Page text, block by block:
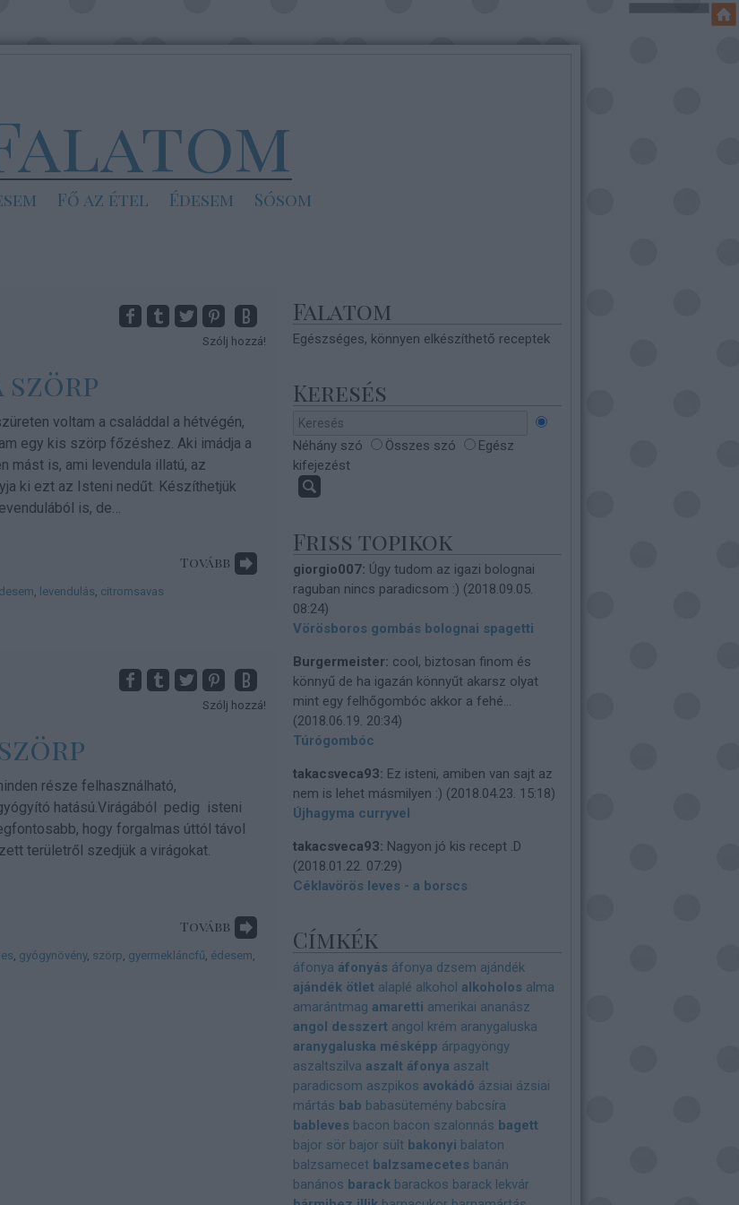
Fő az étel Édesem Sósom
Szólj hozzá!
voltam a családdal a hétvégén,
egy kis szörp főzéshez. Aki imádja a
mást is, ami levendula illatú, az
ki ezt az Isteni nedűt. Készíthetjük
is, de…
Tovább
, levendulás, citromsavas
Szólj hozzá!
része felhasználható,
hatású.Virágából pedig isteni
hogy forgalmas úttól távol
területről szedjük a virágokat.
Tovább
, gyógynövény, szörp, gyermekláncfű, édesem,
Falatom
Egészséges, könnyen elkészíthető receptek
Keresés
Néhány szó Összes szó
Egész
kifejezést
Friss topikok
giorgio007: Úgy tudom az igazi bolognai
raguban nincs paradicsom :) (2018.09.05.
08:24)
Vörösboros gombás bolognai spagetti
Burgermeister: cool, biztosan finom és
könnyű de ha igazán könnyűt akarsz olyat
mint egy felhőgombóc akkor a fehé...
(2018.06.19. 20:34)
Túrógombóc
takacsveca93: Ez isteni, amiben van sajt az
nem is lehet másmilyen :) (2018.04.23. 15:18)
Újhagyma curryvel
takacsveca93: Nagyon jó kis recept .D
(2018.01.22. 07:29)
Céklavörös leves - a borscs
Címkék
áfonya áfonyás áfonya dzsem ajándék
ajándék ötlet alaplé alkohol alkoholos alma
amarántmag amaretti amerikai ananász
angol desszert angol krém aranygaluska
aranygaluska mésképp árpagyöngy
aszaltszilva aszalt áfonya aszalt
paradicsom aszpikos avokádó ázsiai ázsiai
mártás bab babasütemény babcsíra
bableves bacon bacon szalonnás bagett
bajor sör bajor sült bakonyi balaton
balzsamecet balzsamecetes banán
banános barack barackos barack lekvár